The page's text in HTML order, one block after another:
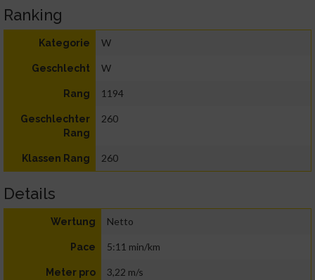
Ranking
Kategorie W
Geschlecht W
Rang 1194
Geschlechter
Rang
260
Klassen Rang 260
Details
Wertung Netto
Pace 5:11 min/km
Meter pro
3,22 m/s